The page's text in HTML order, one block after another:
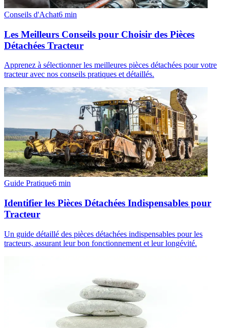
Conseils d'Achat6 min
Les Meilleurs Conseils pour Choisir des Pièces
Détachées Tracteur
Apprenez à sélectionner les meilleures pièces détachées pour votre
tracteur avec nos conseils pratiques et détaillés.
Guide Pratique6 min
Identifier les Pièces Détachées Indispensables pour
Tracteur
Un guide détaillé des pièces détachées indispensables pour les
tracteurs, assurant leur bon fonctionnement et leur longévité.